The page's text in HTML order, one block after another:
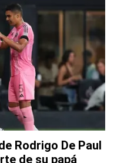
Rodrigo De Paul
de su papá